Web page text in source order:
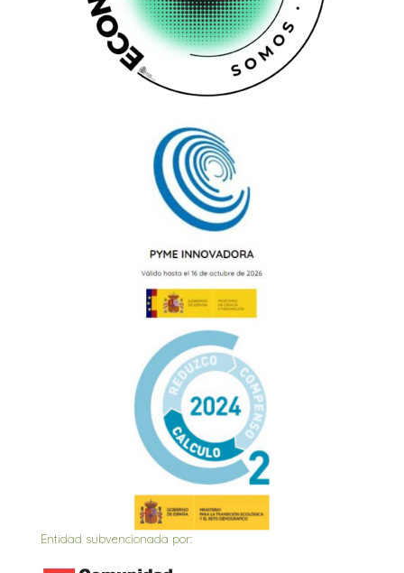
Entidad subvencionada por: